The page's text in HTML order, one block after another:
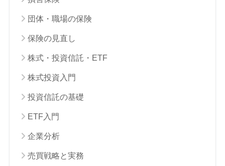
団体・職場の保険
保険の見直し
株式・投資信託・ETF
株式投資入門
投資信託の基礎
ETF入門
企業分析
売買戦略と実務